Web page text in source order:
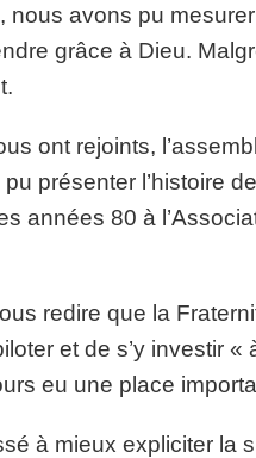
nous avons pu
grâce à Dieu.
ont rejoints,
présenter l’histoire
années 80 à
redire que la
et de s’y investir
eu une place
à mieux expliciter la